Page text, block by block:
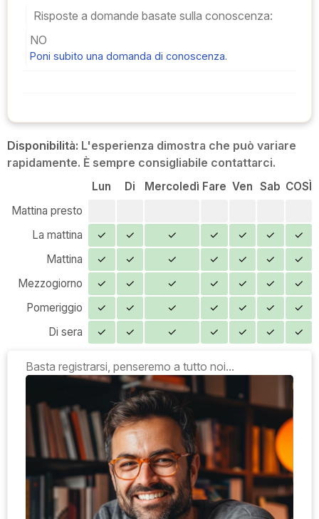
Risposte a domande basate sulla conoscenza:
NO
Poni subito una domanda di conoscenza.
Disponibilità: L'esperienza dimostra che può variare
rapidamente. È sempre consigliabile contattarci.
Lun Di Mercoledì Fare Ven Sab COSÌ
Mattina presto
La mattina
✓ ✓ ✓ ✓ ✓ ✓
✓
Mattina
✓ ✓ ✓ ✓ ✓ ✓
✓
Mezzogiorno
✓ ✓ ✓ ✓ ✓ ✓
✓
Pomeriggio
✓ ✓ ✓ ✓ ✓ ✓
✓
Di sera
✓ ✓ ✓ ✓ ✓ ✓ ✓
Basta registrarsi, penseremo a tutto noi...